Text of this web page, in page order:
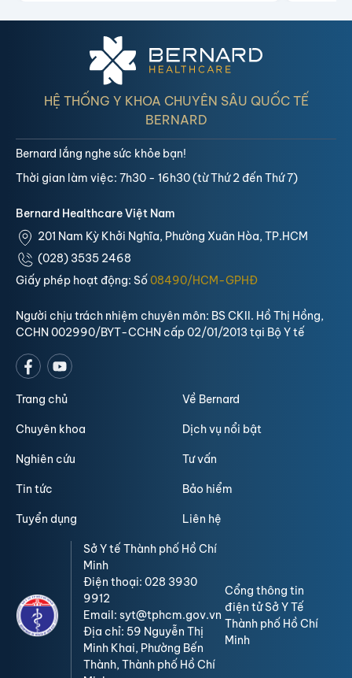
HỆ THỐNG Y KHOA CHUYÊN SÂU QUỐC TẾ
BERNARD
Bernard Healthcare Việt Nam
201 Nam Kỳ Khởi Nghĩa, Phường Xuân Hòa, TP.HCM
(028) 3535 2468
Giấy phép hoạt động: Số08490/HCM-GPHĐ
Người chịu trách nhiệm chuyên môn: BS CKII. Hồ Thị Hồng,
CCHN 002990/BYT-CCHN cấp 02/01/2013 tại Bộ Y tế
Bernard lắng nghe sức khỏe bạn!
Thời gian làm việc: 7h30 - 16h30 (từ Thứ 2 đến Thứ 7)
Trang chủ Về Bernard
Chuyên khoa Dịch vụ nổi bật
Nghiên cứu Tư vấn
Tin tức Bảo hiểm
Tuyển dụng Liên hệ
Sở Y tế Thành phố Hồ Chí
Minh
Điện thoại: 028 3930
9912
Email: syt@tphcm.gov.vn
Địa chỉ: 59 Nguyễn Thị
Minh Khai, Phường Bến
Thành, Thành phố Hồ Chí
Cổng thông tin
điện tử Sở Y Tế
Thành phố Hồ Chí
Minh